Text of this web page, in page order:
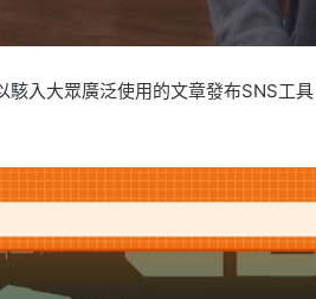
入大眾廣泛使用的文章發布SNS工